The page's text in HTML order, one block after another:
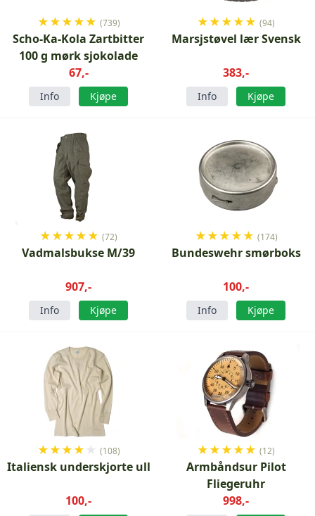
★★★★★ (739)
Scho-Ka-Kola Zartbitter
100 g mørk sjokolade
67,-
Info Kjøpe
★★★★★ (94)
Marsjstøvel lær Svensk
383,-
Info Kjøpe
★★★★★ (72)
Vadmalsbukse M/39
907,-
Info Kjøpe
★★★★★ (174)
Bundeswehr smørboks
100,-
Info Kjøpe
★★★★ ★ (108)
Italiensk underskjorte ull
100,-
★★★★★ (12)
Armbåndsur Pilot
Fliegeruhr
998,-